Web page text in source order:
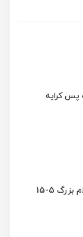
پس کرایه
ارسال اقلام کوچک 2-5 روز کاری ارسال اقلام بزرگ 5-15